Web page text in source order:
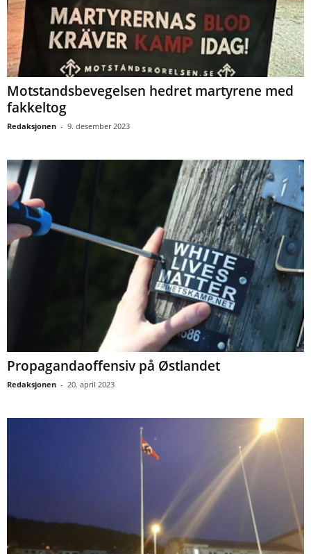
Motstandsbevegelsen hedret martyrene med
fakkeltog
Redaksjonen - 9. desember 2023
Propagandaoffensiv på Østlandet
Redaksjonen - 20. april 2023